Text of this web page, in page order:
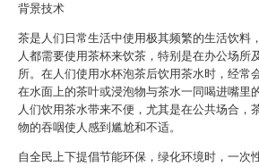
背景技术
茶是人们日常生活中使用极其频繁的生活饮料
人都需要使用茶杯来饮茶，特别是在办公场所
所。在人们使用水杯泡茶后饮用茶水时，经常
在水面上的茶叶或浸泡物与茶水一同喝进嘴里
人们饮用茶水带来不便，尤其是在公共场合，
物的吞咽使人感到尴尬和不适。
自全民上下提倡节能环保，绿化环境时，一次